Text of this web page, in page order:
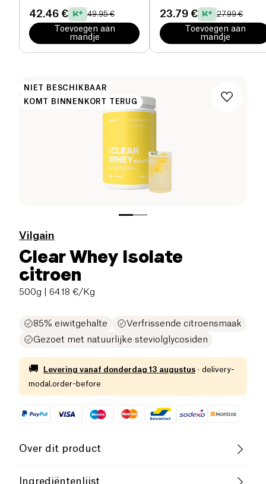
42.46 € 49.95 €
Toevoegen aan
mandje
23.79 € 27.99 €
Toevoegen aan
mandje
NIET BESCHIKBAAR
KOMT BINNENKORT TERUG
Vilgain
Clear Whey Isolate
citroen
500g | 64.18 €/Kg
85% eiwitgehalte
Verfrissende citroensmaak
Gezoet met natuurlijke steviolglycosiden
🚚 Levering vanaf donderdag 13 augustus · delivery-
modal.order-before
Over dit product
Rijk aan eiwitten
Ingrediëntenlijst